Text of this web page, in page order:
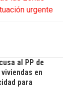
urgente
al PP de
en
para